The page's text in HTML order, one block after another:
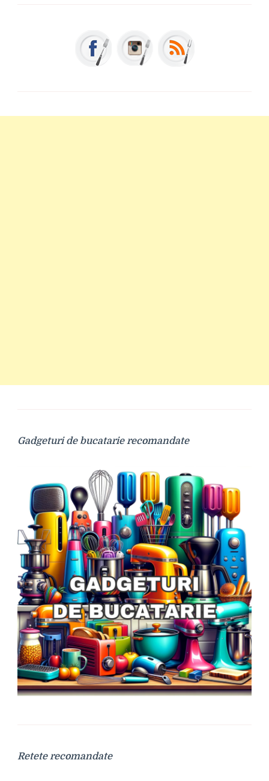
Gadgeturi de bucatarie recomandate
Retete recomandate